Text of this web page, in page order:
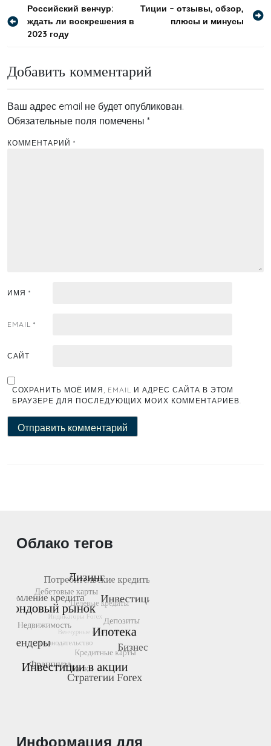
Навигация
по
Российский венчур:
ждать ли воскрешения в
2023 году
Тиции – отзывы, обзор,
плюсы и минусы
Добавить комментарий
Ваш адрес email не будет опубликован.
Обязательные поля помечены *
КОММЕНТАРИЙ *
ИМЯ *
EMAIL *
САЙТ
СОХРАНИТЬ МОЁ ИМЯ, EMAIL И АДРЕС САЙТА В ЭТОМ
БРАУЗЕРЕ ДЛЯ ПОСЛЕДУЮЩИХ МОИХ КОММЕНТАРИЕВ.
Облако тегов
Информация для